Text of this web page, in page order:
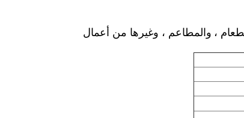
، والمطاعم ، وغيرها من أعمال